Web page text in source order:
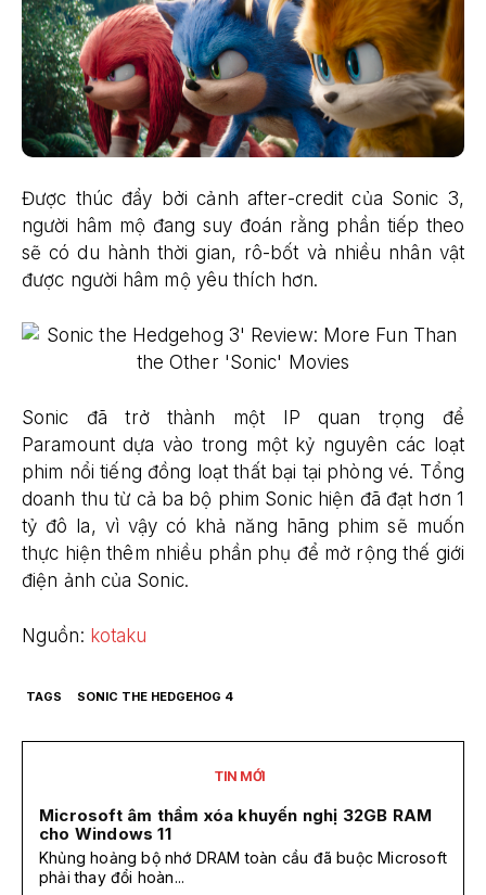
Được thúc đẩy bởi cảnh after-credit của Sonic 3,
người hâm mộ đang suy đoán rằng phần tiếp theo
sẽ có du hành thời gian, rô-bốt và nhiều nhân vật
được người hâm mộ yêu thích hơn.
Sonic đã trở thành một IP quan trọng để
Paramount dựa vào trong một kỷ nguyên ​​các loạt
phim nổi tiếng đồng loạt thất bại tại phòng vé. Tổng
doanh thu từ cả ba bộ phim Sonic hiện đã đạt hơn 1
tỷ đô la, vì vậy có khả năng hãng phim sẽ muốn
thực hiện thêm nhiều phần phụ để mở rộng thế giới
điện ảnh của Sonic.
Nguồn: kotaku
TAGS SONIC THE HEDGEHOG 4
TIN MỚI
Microsoft âm thầm xóa khuyến nghị 32GB RAM
cho Windows 11
Khủng hoảng bộ nhớ DRAM toàn cầu đã buộc Microsoft
phải thay đổi hoàn...